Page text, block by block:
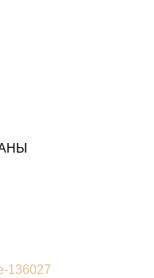
136027